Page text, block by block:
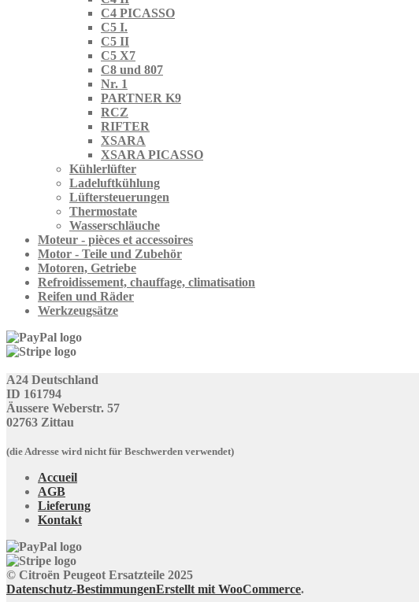
C4 PICASSO
C5 I.
C5 II
C5 X7
C8 und 807
Nr. 1
PARTNER K9
RCZ
RIFTER
XSARA
XSARA PICASSO
Kühlerlüfter
Ladeluftkühlung
Lüftersteuerungen
Thermostate
Wasserschläuche
Moteur - pièces et accessoires
Motor - Teile und Zubehör
Motoren, Getriebe
Refroidissement, chauffage, climatisation
Reifen und Räder
Werkzeugsätze
A24 Deutschland
ID 161794
Äussere Weberstr. 57
02763 Zittau
(die Adresse wird nicht für Beschwerden verwendet)
Accueil
AGB
Lieferung
Kontakt
© Citroën Peugeot Ersatzteile 2025
Datenschutz-BestimmungenErstellt mit WooCommerce.